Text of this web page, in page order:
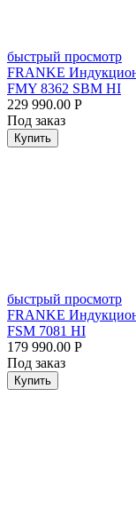
быстрый просмотр
FRANKE
FMY 8362 SBM HI
229 990.00 Р
Под заказ
Купить
быстрый просмотр
FRANKE
FSM 7081 HI
179 990.00 Р
Под заказ
Купить